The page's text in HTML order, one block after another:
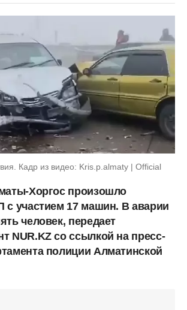
Кадр из видео: Kris.p.almaty | Official
Хоргос произошло
с участием 17 машин. В аварии
человек, передает
NUR.KZ со ссылкой на пресс-
полиции Алматинской